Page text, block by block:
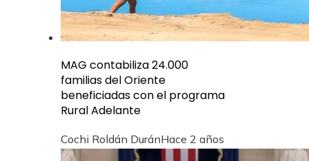
MAG contabiliza 24.000
familias del Oriente
beneficiadas con el programa
Rural Adelante
Cochi Roldán DuránHace 2 años